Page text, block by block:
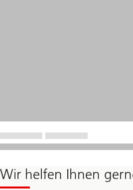
Wir helfen Ihnen